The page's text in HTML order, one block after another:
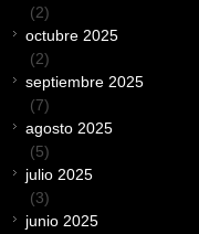
(2)
octubre 2025
(2)
septiembre 2025
(7)
agosto 2025
(5)
julio 2025
(3)
junio 2025